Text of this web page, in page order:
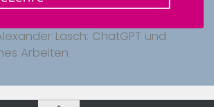
Lasch: ChatGPT und
Arbeiten